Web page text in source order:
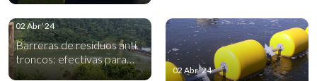
02 Abr ‘24
Barreras de residuos anti
troncos: efectivas para
gestionar el riesgo
02 Abr ‘24